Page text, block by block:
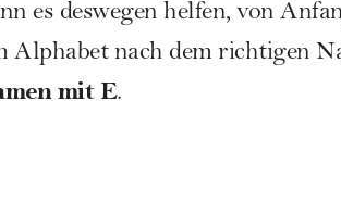
es deswegen helfen, von
Alphabet nach dem richtigen
mit E.